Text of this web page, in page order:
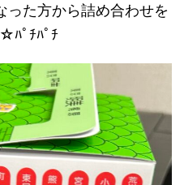
った方から詰め合わせを
ﾊﾟﾁﾊﾟﾁ